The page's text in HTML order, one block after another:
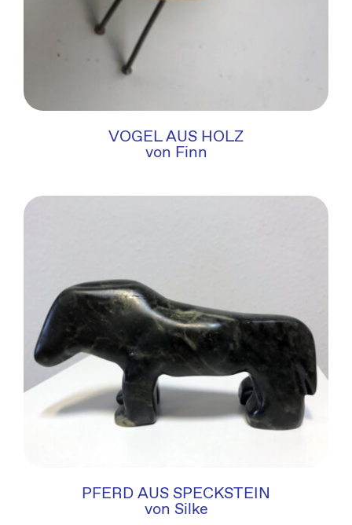
VOGEL AUS HOLZ
von Finn
PFERD AUS SPECKSTEIN
von Silke